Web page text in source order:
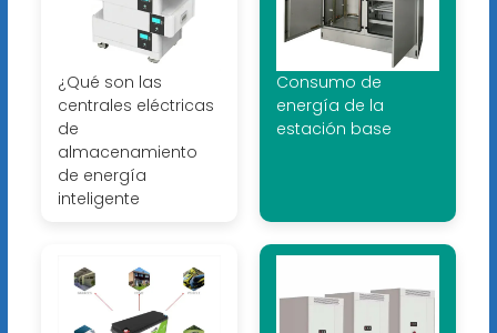
¿Qué son las
centrales eléctricas
de
almacenamiento
de energía
inteligente
Consumo de
energía de la
estación base